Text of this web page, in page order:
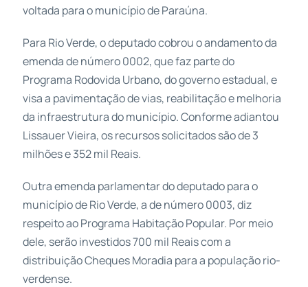
voltada para o município de Paraúna.
Para Rio Verde, o deputado cobrou o andamento da
emenda de número 0002, que faz parte do
Programa Rodovida Urbano, do governo estadual, e
visa a pavimentação de vias, reabilitação e melhoria
da infraestrutura do município. Conforme adiantou
Lissauer Vieira, os recursos solicitados são de 3
milhões e 352 mil Reais.
Outra emenda parlamentar do deputado para o
município de Rio Verde, a de número 0003, diz
respeito ao Programa Habitação Popular. Por meio
dele, serão investidos 700 mil Reais com a
distribuição Cheques Moradia para a população rio-
verdense.